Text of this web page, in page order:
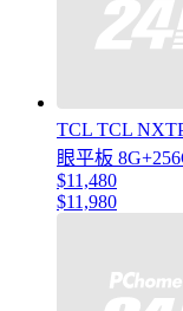
TCL TCL
眼平板
$11,480
$11,980